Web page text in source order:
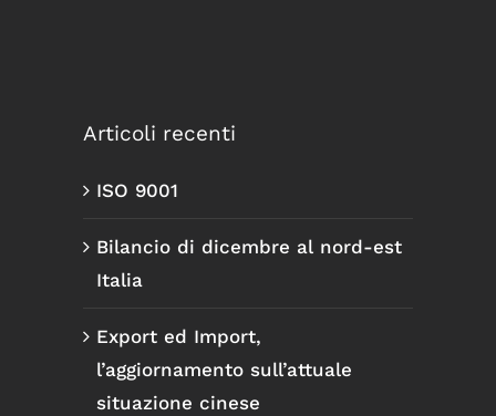
Articoli recenti
ISO 9001
Bilancio di dicembre al nord-est
Italia
Export ed Import,
l’aggiornamento sull’attuale
situazione cinese